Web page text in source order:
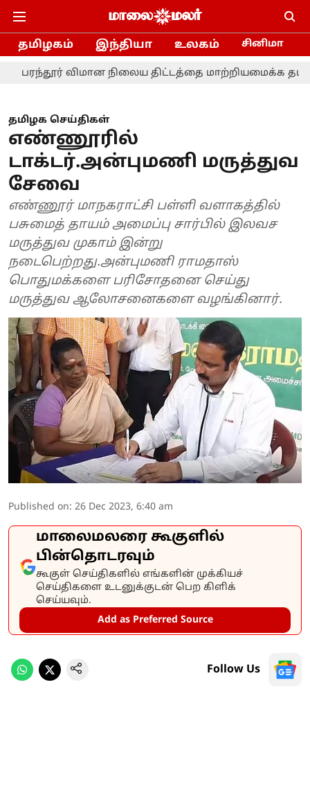
தமிழகம் இந்தியா உலகம் சினிமா
விமான நிலைய திட்டத்தை மாற்றியமைக்க தமிழ்நாடு
தமிழக செய்திகள்
எண்ணூரில்
டாக்டர்.அன்புமணி மருத்துவ
சேவை
எண்ணூர் மாநகராட்சி பள்ளி வளாகத்தில்
பசுமைத் தாயம் அமைப்பு சார்பில் இலவச
மருத்துவ முகாம் இன்று
நடைபெற்றது.அன்புமணி ராமதாஸ்
பொதுமக்களை பரிசோதனை செய்து
மருத்துவ ஆலோசனைகளை வழங்கினார்.
Published on: 26 Dec 2023, 6:40 am
மாலைமலரை கூகுளில்
பின்தொடரவும்
கூகுள் செய்திகளில் எங்களின் முக்கியச்
செய்திகளை உடனுக்குடன் பெற கிளிக்
செய்யவும்.
Add as Preferred Source
Follow Us